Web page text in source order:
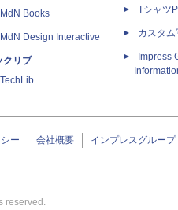
MdN Books
MdN Design Interactive
クリブ
TechLib
Tシャツ
カスタ
Impress
ー 会社概要 インプレスグループ
reserved.